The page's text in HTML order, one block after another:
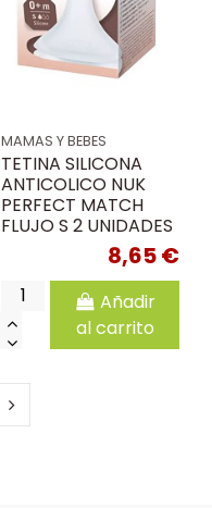
MAMAS Y BEBES
TETINA SILICONA
ANTICOLICO NUK
PERFECT MATCH
FLUJO S 2 UNIDADES
8,65 €
Añadir
al carrito